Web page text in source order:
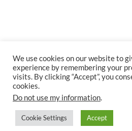
We use cookies on our website to
experience by remembering your
visits. By clicking “Accept”, you
cookies.
Do not use my information.
Cookie Settings Accept